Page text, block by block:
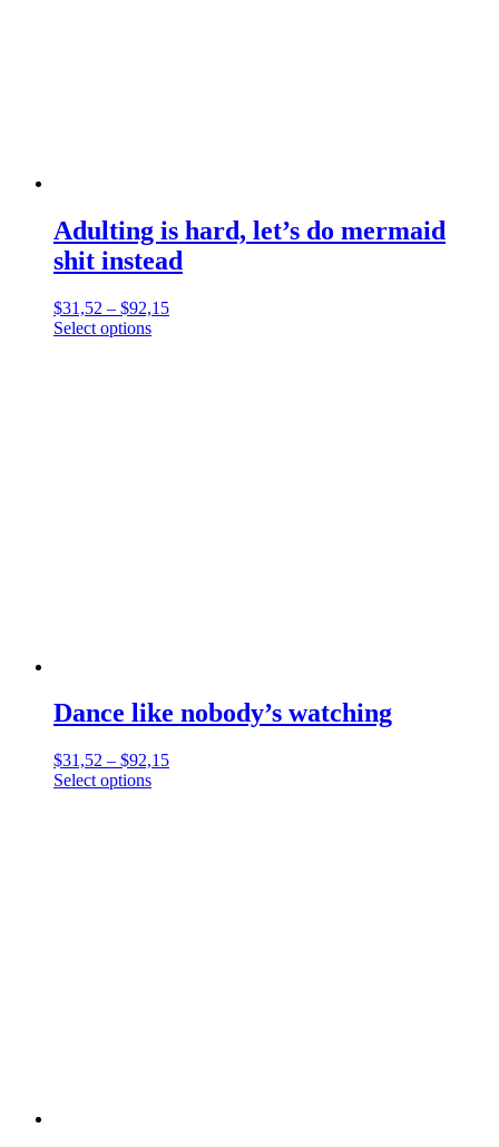
Adulting is hard, let’s do mermaid
shit instead
$31,52 – $92,15
Select options
Dance like nobody’s watching
$31,52 – $92,15
Select options